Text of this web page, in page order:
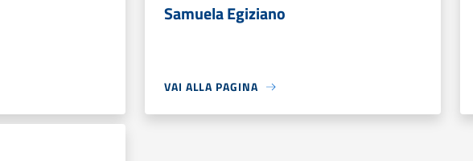
Samuela Egiziano
VAI ALLA PAGINA